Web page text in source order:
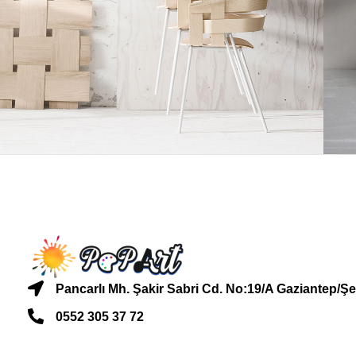
Pancarlı Mh. Şakir Sabri Cd. No:19/A Gaziantep/
0552 305 37 72